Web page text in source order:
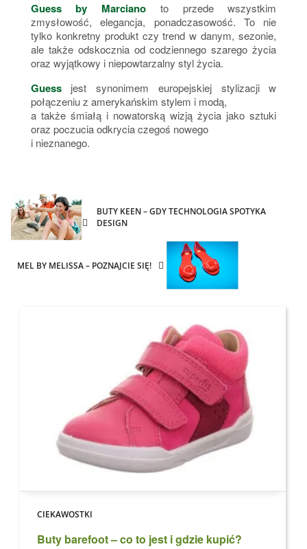
Guess by Marciano to przede wszystkim
zmysłowość, elegancja, ponadczasowość. To nie
tylko konkretny produkt czy trend w danym, sezonie,
ale także odskocznia od codziennego szarego życia
oraz wyjątkowy i niepowtarzalny styl życia.
Guessjest synonimem europejskiej stylizacji w
połączeniu z amerykańskim stylem i modą,
a także śmiałą i nowatorską wizją życia jako sztuki
oraz poczucia odkrycia czegoś nowego
i nieznanego.
BUTY KEEN – GDY TECHNOLOGIA SPOTYKA
DESIGN
MEL BY MELISSA – POZNAJCIE SIĘ!
CIEKAWOSTKI
Buty barefoot – co to jest i gdzie kupić?